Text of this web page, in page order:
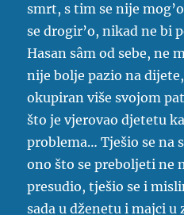
smrt, s tim se nije
se drogir’o, nikad ne bi
Hasan sâm od sebe, ne
nije bolje pazio na
okupiran više svojom
što je vjerovao djetetu
problema… Tješio se na
ono što se preboljeti ne
presudio, tješio se i
sada u dženetu i majci u